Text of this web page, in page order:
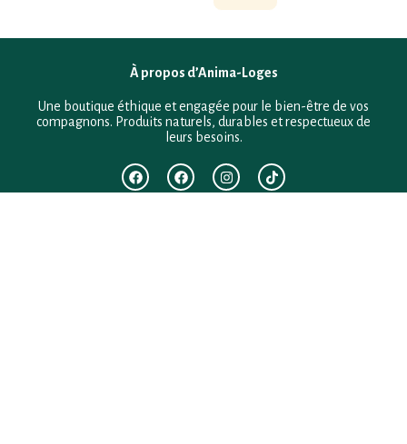
À propos d’Anima-Loges
Une boutique éthique et engagée pour le bien-être de vos
compagnons. Produits naturels, durables et respectueux de
leurs besoins.